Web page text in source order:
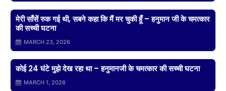
मेरी साँसें रुक गई थी, सबने कहा कि मैं मर चुकी हूँ – हनुमान जी के चमत्कार
की सच्ची घटना
MARCH 23, 2026
कोई 24 घंटे मुझे देख रहा था – हनुमानजी के चमत्कार की सच्ची घटना
MARCH 1, 2026